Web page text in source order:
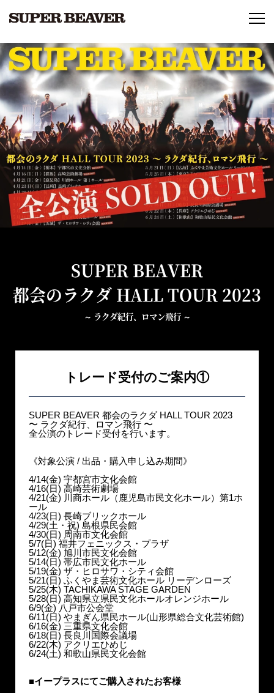
SUPER BEAVER
都会のラクダ HALL TOUR 2023
～ ラクダ紀行、ロマン飛行 ～
トレード受付のご案内①
SUPER BEAVER 都会のラクダ HALL TOUR 2023
〜 ラクダ紀行、ロマン飛行 〜
全公演のトレード受付を行います。
《対象公演 / 出品・購入申し込み期間》
4/14(金) 宇都宮市文化会館
4/16(日) 高崎芸術劇場
4/21(金) 川商ホール（鹿児島市民文化ホール）第1ホ
ール
4/23(日) 長崎ブリックホール
4/29(土・祝) 島根県民会館
4/30(日) 周南市文化会館
5/7(日) 福井フェニックス・プラザ
5/12(金) 旭川市民文化会館
5/14(日) 帯広市民文化ホール
5/19(金) ザ・ヒロサワ・シティ会館
5/21(日) ふくやま芸術文化ホール リーデンローズ
5/25(木) TACHIKAWA STAGE GARDEN
5/28(日) 高知県立県民文化ホールオレンジホール
6/9(金) 八戸市公会堂
6/11(日) やまぎん県民ホール(山形県総合文化芸術館)
6/16(金) 三重県文化会館
6/18(日) 長良川国際会議場
6/22(木) アクリエひめじ
6/24(土) 和歌山県民文化会館
■イープラスにてご購入されたお客様